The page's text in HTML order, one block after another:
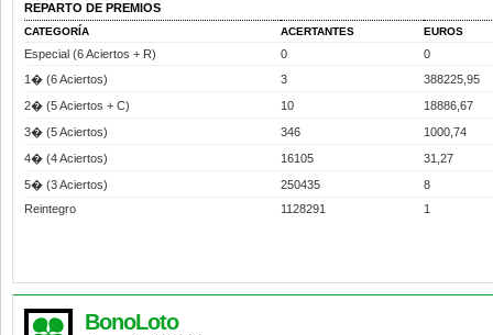
REPARTO DE PREMIOS
CATEGORÍA ACERTANTES EUROS
Especial (6 Aciertos + R) 0
0
1� (6 Aciertos)
3
388225,95
2� (5 Aciertos + C)
10
18886,67
3� (5 Aciertos)
346
1000,74
4� (4 Aciertos)
16105
31,27
5� (3 Aciertos)
250435
8
Reintegro
1128291 1
BonoLoto